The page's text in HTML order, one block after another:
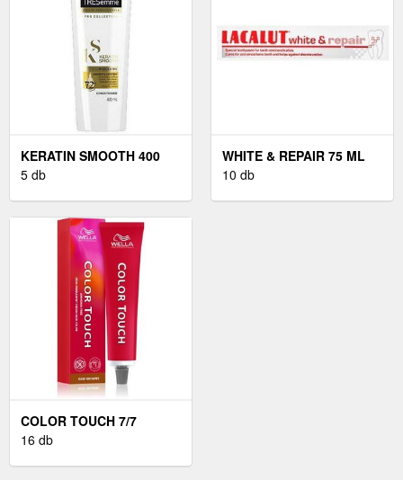
KERATIN SMOOTH 400
ML
5 db
WHITE & REPAIR 75 ML
10 db
COLOR TOUCH 7/7
16 db